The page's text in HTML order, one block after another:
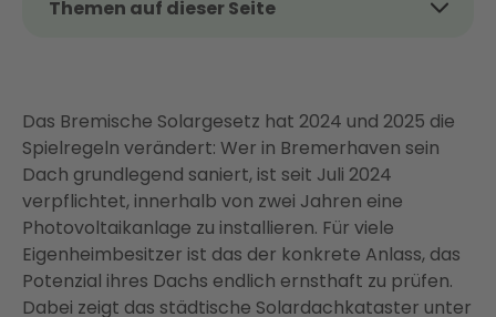
Themen auf dieser Seite
Was kostet eine PV-Anlage in Bremerhaven?
Förderung für Photovoltaik in Bremerhaven (Stand
Juli 2026)
Solarpflicht in Bremerhaven: Was das Bremische
Solargesetz für Sie bedeutet
Mehr als nur Solarmodule: Ihr vernetztes
Energiesystem
Das Bremische Solargesetz hat 2024 und 2025 die
Spielregeln verändert: Wer in Bremerhaven sein
Dach grundlegend saniert, ist seit Juli 2024
verpflichtet, innerhalb von zwei Jahren eine
Photovoltaikanlage zu installieren. Für viele
Eigenheimbesitzer ist das der konkrete Anlass, das
Potenzial ihres Dachs endlich ernsthaft zu prüfen.
Dabei zeigt das städtische Solardachkataster unter